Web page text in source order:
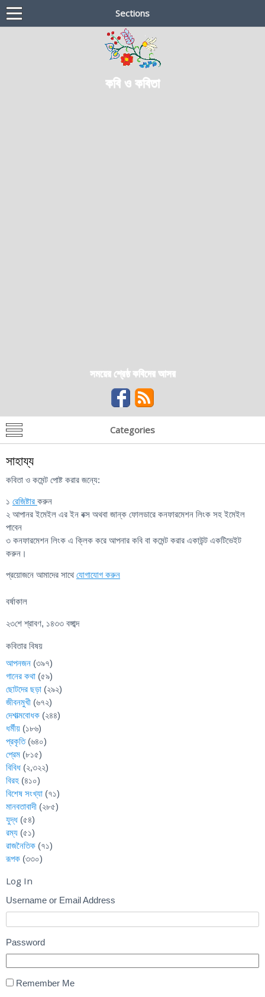
Sections
কবি ও কবিতা
সময়ের শ্রেষ্ঠ কবিদের আসর
Categories
সাহায্য
কবিতা ও কমেন্ট পোষ্ট করার জন্যে:
১ রেজিষ্টার করুন
২ আপানর ইমেইল এর ইন বক্স অথবা জান্ক ফোলডারে কনফারমেশন লিংক সহ ইমেইল
পাবেন
৩ কনফারমেশন লিংক এ ক্লিক করে আপনার কবি বা কমেন্ট করার একাউন্ট একটিভেইট
করুন।
প্রয়োজনে আমাদের সাথেযোগাযোগ করুন
বর্ষাকাল
২৩শে শ্রাবণ, ১৪৩৩ বঙ্গাব্দ
কবিতার বিষয়
আপনজন (৩৯৭)
গানের কথা (৫৯)
ছোটদের ছড়া (২৯২)
জীবনমুখী (৬৭২)
দেশাত্মবোধক (২৪৪)
ধর্মীয় (১৮৬)
প্রকৃতি(৬৪০)
প্রেম (৮১৫)
বিবিধ (২,৩২২)
বিরহ (৪১০)
বিশেষ সংখ্যা (৭১)
মানবতাবাদী (২৮৫)
যুদ্ধ (৫৪)
রম্য (৫১)
রাজনৈতিক (৭১)
রূপক (৩৩০)
Log In
Username or Email Address
Password
Remember Me